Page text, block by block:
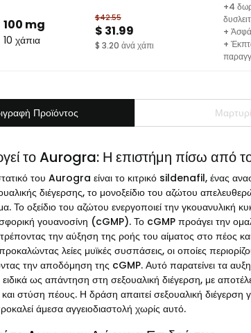
100 mg
10 χάπια
$42.55
$ 31.99
$ 3.20 ἀνά χάπι
+4
+
+
Προϊόντος
το Aurogra: Η επιστήμη πίσω από
του Aurogra είναι το κιτρικό sildenafil, ένας
διέγερσης, το μονοξείδιο του αζώτου
Το οξείδιο του αζώτου ενεργοποιεί την γκουανυλική
γουανοσίνη (cGMP). Το cGMP προάγει την
την αύξηση της ροής του αίματος στο πέος
λείες μυϊκές συσπάσεις, οι οποίες
την αποδόμηση της cGMP. Αυτό παρατείνει τα
ως απάντηση στη σεξουαλική διέγερση, με
στύση πέους. Η δράση απαιτεί σεξουαλική
άμεσα αγγειοδιαστολή χωρίς αυτό.